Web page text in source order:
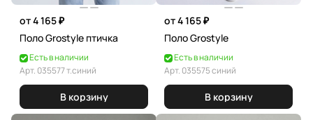
от 4 165 ₽
Поло Grostyle птичка
Есть в наличии
Арт. 035577 т.синий
В корзину
от 4 165 ₽
Поло Grostyle
Есть в наличии
Арт. 035575 синий
В корзину